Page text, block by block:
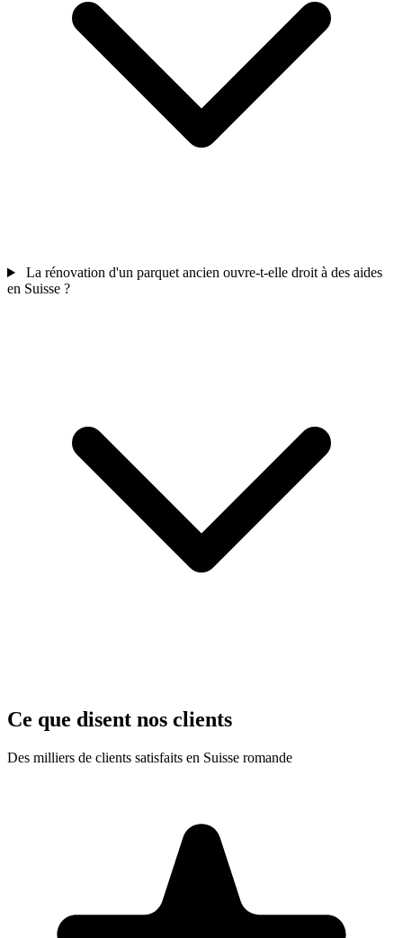
La rénovation d'un parquet ancien ouvre-t-elle droit à des aides
en Suisse ?
Ce que disent nos clients
Des milliers de clients satisfaits en Suisse romande